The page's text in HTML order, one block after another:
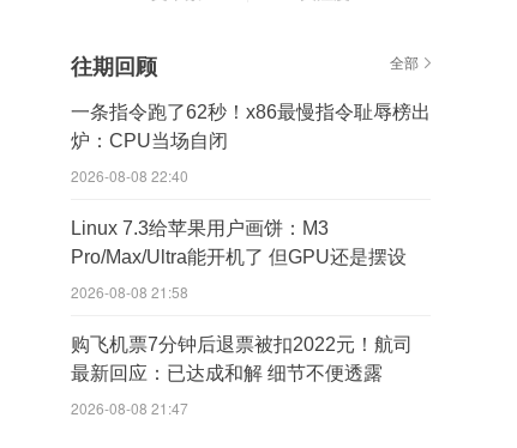
往期回顾 全部
一条指令跑了62秒！x86最慢指令耻辱榜出
炉：CPU当场自闭
2026-08-08 22:40
Linux 7.3给苹果用户画饼：M3
Pro/Max/Ultra能开机了 但GPU还是摆设
2026-08-08 21:58
购飞机票7分钟后退票被扣2022元！航司
最新回应：已达成和解 细节不便透露
2026-08-08 21:47